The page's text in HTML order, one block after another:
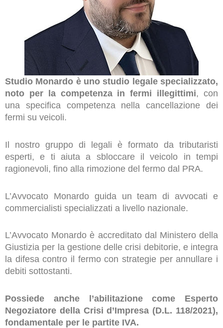
Studio Monardo è uno studio legale specializzato,
noto per la competenza in fermi illegittimi, con
una specifica competenza nella cancellazione dei
fermi su veicoli.
Il nostro gruppo di legali è formato da tributaristi
esperti, e ti aiuta a sbloccare il veicolo in tempi
ragionevoli, fino alla rimozione del fermo dal PRA.
L’Avvocato Monardo guida un team di avvocati e
commercialisti specializzati a livello nazionale.
L’Avvocato Monardo è accreditato dal Ministero della
Giustizia per la gestione delle crisi debitorie, e integra
la difesa contro il fermo con strategie per annullare i
debiti sottostanti.
Possiede anche l’abilitazione come Esperto
Negoziatore della Crisi d’Impresa (D.L. 118/2021),
fondamentale per le partite IVA.